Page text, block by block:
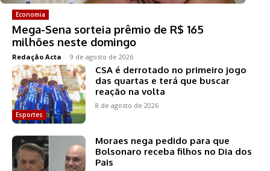
Economia
Mega-Sena sorteia prêmio de R$ 165
milhões neste domingo
Redação Acta - 9 de agosto de 2026
Esportes
CSA é derrotado no primeiro jogo
das quartas e terá que buscar
reação na volta
8 de agosto de 2026
Moraes nega pedido para que
Bolsonaro receba filhos no Dia dos
Pais